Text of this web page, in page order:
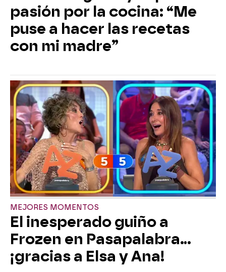
pasión por la cocina: “Me
puse a hacer las recetas
con mi madre”
MEJORES MOMENTOS
El inesperado guiño a
Frozen en Pasapalabra…
¡gracias a Elsa y Ana!